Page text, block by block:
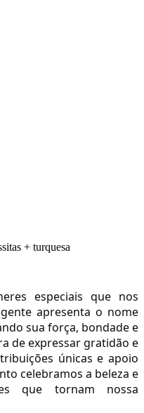
+ turquesa
especiais que nos
apresenta o nome
sua força, bondade e
de expressar gratidão e
únicas e apoio
celebramos a beleza e
que tornam nossa